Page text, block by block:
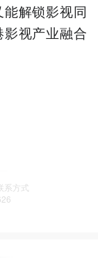
解锁影视同
视产业融合
系方式